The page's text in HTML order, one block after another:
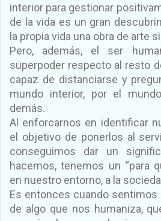
interior para gestionar
de la vida es un gran
la propia vida una obra de arte
Pero, además, el ser
superpoder respecto al resto
capaz de distanciarse y
mundo interior, por el
demás.
Al enforcarnos en identificar
el objetivo de ponerlos al
conseguimos dar un
hacemos, tenemos un “para
en nuestro entorno, a la
Es entonces cuando
de algo que nos humaniza,